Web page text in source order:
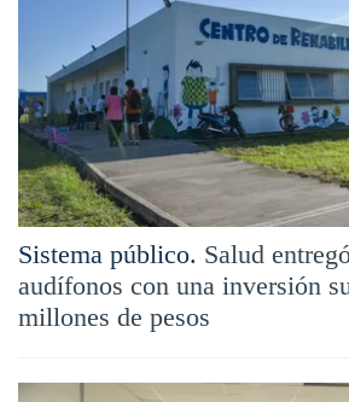
Sistema público. Salud
audífonos con una inversión
millones de pesos